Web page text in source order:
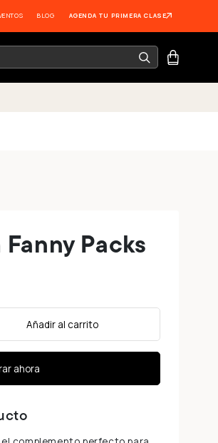
BLOG AGENDA TU PRIMERA CLASE
Packs
Añadir al carrito
ahora